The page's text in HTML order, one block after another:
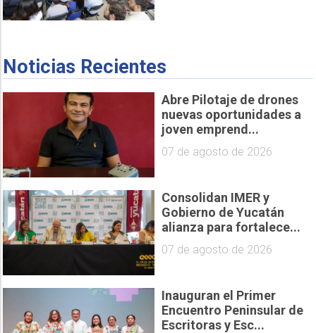
Noticias Recientes
Abre Pilotaje de drones
nuevas oportunidades a
joven emprend...
07 de agosto de 2026
Consolidan IMER y
Gobierno de Yucatán
alianza para fortalece...
07 de agosto de 2026
Inauguran el Primer
Encuentro Peninsular de
Escritoras y Esc...